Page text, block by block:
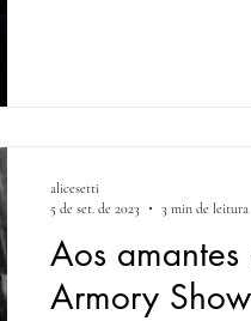
Aos
Armory
alicesetti
5 de set. de 2023
3 min de leitura